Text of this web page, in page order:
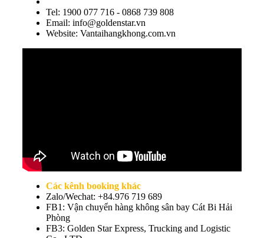
Tel: 1900 077 716 - 0868 739 808
Email: info@goldenstar.vn
Website: Vantaihangkhong.com.vn
Các kênh booking khác
Zalo/Wechat: +84.976 719 689
FB1: Vận chuyển hàng không sân bay Cát Bi Hải
Phòng
FB3: Golden Star Express, Trucking and Logistic